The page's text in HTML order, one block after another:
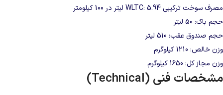
مصرف سوخت ترکیبی WLTC: 5.94 لیتر در 100 کیلومتر
حجم باک: 50 لیتر
حجم صندوق عقب: 510 لیتر
وزن خالص: 1210 کیلوگرم
وزن مجاز کل: 1650 کیلوگرم
مشخصات فنی (Technical)